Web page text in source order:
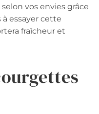
vos envies grâce
à essayer cette
fraîcheur et